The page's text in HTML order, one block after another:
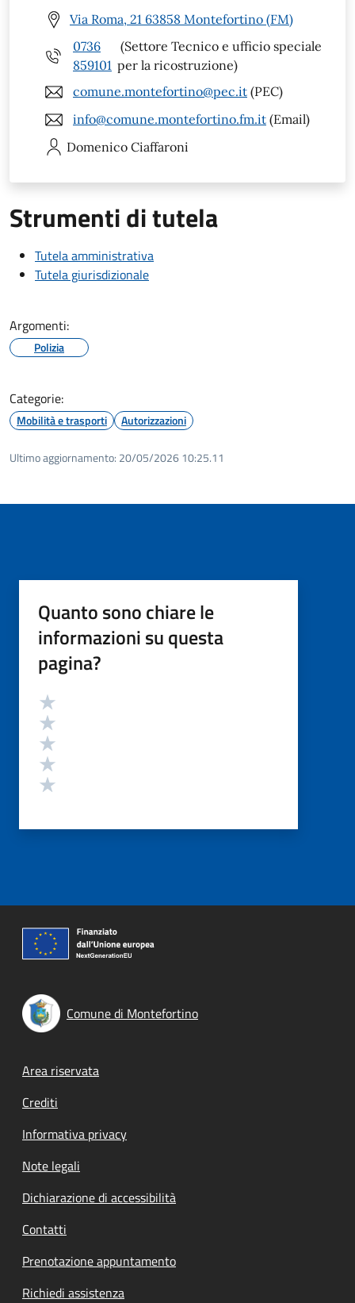
Via Roma, 21 63858 Montefortino (FM)
0736
859101
(Settore Tecnico e ufficio speciale
per la ricostruzione)
comune.montefortino@pec.it (PEC)
info@comune.montefortino.fm.it (Email)
Domenico Ciaffaroni
Strumenti di tutela
Tutela amministrativa
Tutela giurisdizionale
Argomenti:
Polizia
Categorie:
Mobilità e trasporti Autorizzazioni
Ultimo aggiornamento: 20/05/2026 10:25.11
Quanto sono chiare le
informazioni su questa
pagina?
Valutazione
Comune di Montefortino
Footer menu
Area riservata
Crediti
Informativa privacy
Note legali
Dichiarazione di accessibilità
Contatti
Prenotazione appuntamento
Richiedi assistenza